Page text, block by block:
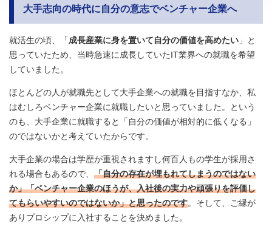
大手志向の時代に自分の意志でベンチャー企業へ
就活生の頃、「成長産業に身を置いて自分の価値を高めたい 」と
思っていたため、当時急速に成長していたIT業界への就職を希望
していました。
ほとんどの人が就職先として大手企業への就職を目指すなか、私
はむしろベンチャー企業に就職したいと思っていました。という
のも、大手企業に就職すると「自分の価値が相対的に低くなる」
のではないかと考えていたからです。
大手企業の場合は学歴が重視されますし何百人もの学生が採用さ
れる場合もあるので、 「自分の存在が埋もれてしまうのではない
か」「ベンチャー企業のほうが、入社後の実力や頑張りを評価し
てもらいやすいのではないか」と思ったのです。そして、ご縁が
ありプロシップに入社することを決めました。